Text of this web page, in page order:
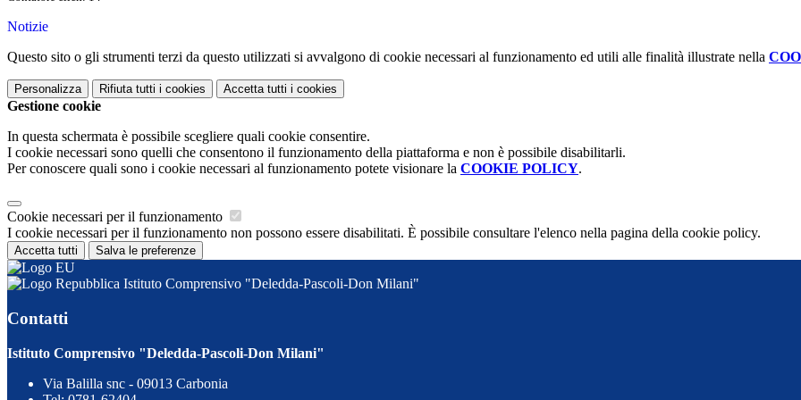
Notizie
Questo sito o gli strumenti terzi da questo utilizzati si avvalgono di cookie necessari al funzionamento ed utili alle finalità illustrate nella
Personalizza Rifiuta tutti i cookies Accetta tutti i cookies
Gestione cookie
In questa schermata è possibile scegliere quali cookie consentire.
I cookie necessari sono quelli che consentono il funzionamento della piattaforma e non è possibile disabilitarli.
Per conoscere quali sono i cookie necessari al funzionamento potete visionare la COOKIE POLICY.
Cookie necessari per il funzionamento
I cookie necessari per il funzionamento non possono essere disabilitati. È possibile consultare l'elenco nella pagina della cookie policy.
Accetta tutti Salva le preferenze
Istituto Comprensivo "Deledda-Pascoli-Don Milani"
Contatti
Istituto Comprensivo "Deledda-Pascoli-Don Milani"
Via Balilla snc - 09013 Carbonia